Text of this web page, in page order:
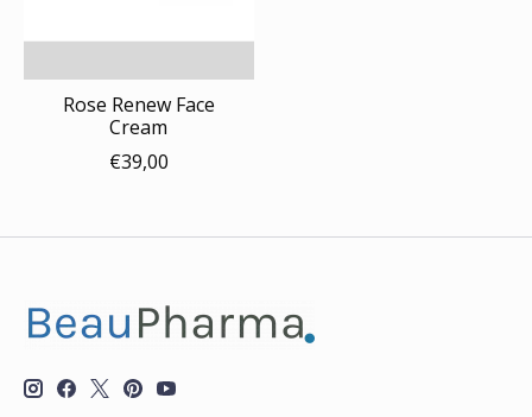
Rose Renew Face
Cream
€39,00